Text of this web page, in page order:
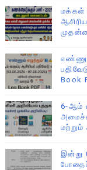
மக்கள்
Book
6-ஆம்
மற்றும்
இன்று